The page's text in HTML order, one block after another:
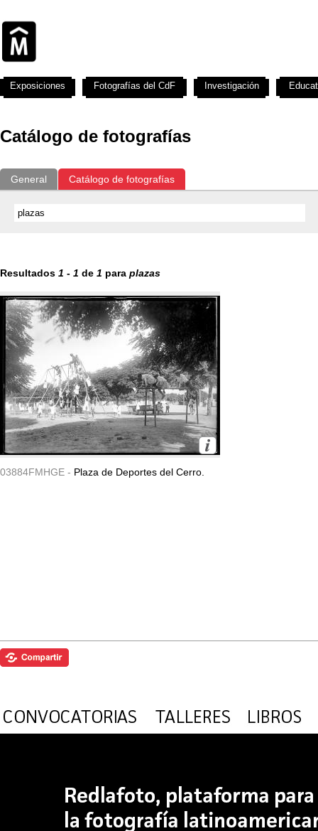
Catálogo de fotografías
General Catálogo de fotografías
Resultados 1 - 1 de 1 para plazas
03884FMHGE - Plaza de Deportes del Cerro.
Exposiciones Fotografías del CdF Investigación